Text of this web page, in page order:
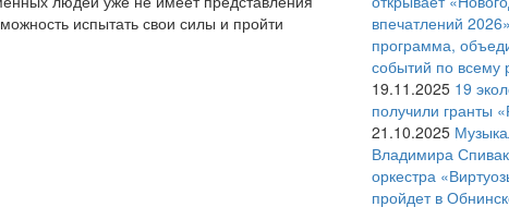
испытать свои силы и пройти
впечатлений
программа,
событий по всему
19.11.2025 19
получили гранты
21.10.2025
Владимира
оркестра
пройдет в